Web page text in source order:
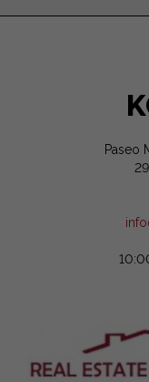
Paseo